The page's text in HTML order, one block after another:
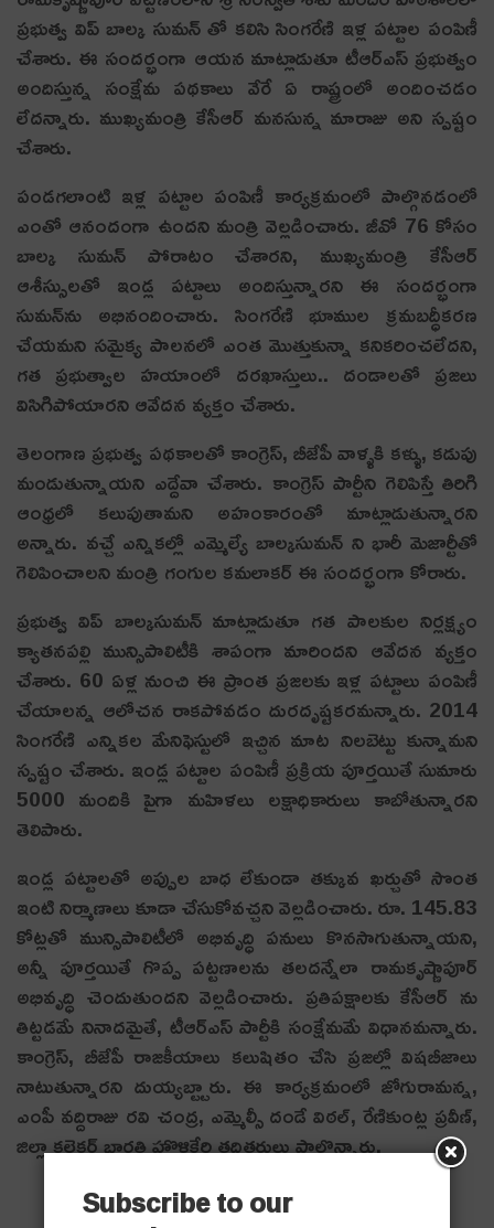
ప్రభుత్వ విప్ బాల్క సుమన్ తో క‌లిసి సింగరేణి ఇళ్ల పట్టాల పంపిణీ
చేశారు. ఈ సంద‌ర్భంగా ఆయ‌న మాట్లాడుతూ టీఆర్ఎస్ ప్రభుత్వం
అందిస్తున్న సంక్షేమ పథకాలు వేరే ఏ రాష్ట్రంలో అందించడం
లేదన్నారు. ముఖ్యమంత్రి కేసీఆర్ మనసున్న మారాజు అని స్ప‌ష్టం
చేశారు.
పండగలాంటి ఇళ్ల పట్టాల పంపిణీ కార్యక్రమంలో పాల్గొనడంలో
ఎంతో ఆనందంగా ఉందని మంత్రి వెల్ల‌డించారు. జీవో 76 కోసం
బాల్క సుమన్ పోరాటం చేశార‌ని, ముఖ్య‌మంత్రి కేసీఆర్
ఆశీస్సులతో ఇండ్ల పట్టాలు అందిస్తున్నారని ఈ సంద‌ర్భంగా
సుమ‌న్‌ను అభినందించారు. సింగరేణి భూముల క్రమబద్ధీకరణ
చేయమని సమైక్య పాలనలో ఎంత మొత్తుకున్నా కనికరించలేదని,
గత ప్రభుత్వాల హయాంలో దరఖాస్తులు.. దండాలతో ప్రజలు
విసిగిపోయారని ఆవేద‌న వ్య‌క్తం చేశారు.
తెలంగాణ ప్రభుత్వ పథకాలతో కాంగ్రెస్, బీజేపీ వాళ్ళకి కళ్ళు, కడుపు
మండుతున్నాయ‌ని ఎద్దేవా చేశారు. కాంగ్రెస్ పార్టీని గెలిపిస్తే తిరిగి
ఆంధ్రలో కలుపుతామని అహంకారంతో మాట్లాడుతున్నారని
అన్నారు. వచ్చే ఎన్నికల్లో ఎమ్మెల్యే బాల్కసుమన్ ని భారీ మెజార్టీతో
గెలిపించాలని మంత్రి గంగుల క‌మ‌లాక‌ర్ ఈ సంద‌ర్భంగా కోరారు.
ప్ర‌భుత్వ విప్ బాల్కసుమ‌న్ మాట్లాడుతూ గత పాలకుల నిర్లక్ష్యం
క్యాతనపల్లి మున్సిపాలిటీకి శాపంగా మారిందని ఆవేద‌న వ్య‌క్తం
చేశారు. 60 ఏళ్ల నుంచి ఈ ప్రాంత ప్రజలకు ఇళ్ల పట్టాలు పంపిణీ
చేయాలన్న ఆలోచన రాకపోవడం దురదృష్టకరమన్నారు. 2014
సింగరేణి ఎన్నికల మేనిఫెస్టులో ఇచ్చిన మాట నిలబెట్టు కున్నామ‌ని
స్ప‌ష్టం చేశారు. ఇండ్ల పట్టాల పంపిణీ ప్రక్రియ పూర్తయితే సుమారు
5000 మందికి పైగా మహిళలు లక్షాధికారులు కాబోతున్నారని
తెలిపారు.
ఇండ్ల పట్టాలతో అప్పుల బాధ లేకుండా తక్కువ ఖర్చుతో సొంత
ఇంటి నిర్మాణాలు కూడా చేసుకోవ‌చ్చ‌ని వెల్ల‌డించారు. రూ. 145.83
కోట్లతో మున్సిపాలిటీలో అభివృద్ధి పనులు కొనసాగుతున్నాయని,
అన్నీ పూర్త‌యితే గొప్ప పట్టణాలను తలదన్నేలా రామకృష్ణాపూర్
అభివృద్ధి చెందుతుందని వెల్ల‌డించారు. ప్రతిపక్షాలకు కేసీఆర్ ను
తిట్టడమే నినాదమైతే, టీఆర్ఎస్ పార్టీకి సంక్షేమమే విధానమ‌న్నారు.
కాంగ్రెస్, బీజేపీ రాజకీయాలు కలుషితం చేసి ప్రజల్లో విషబీజాలు
నాటుతున్నారని దుయ్య‌బ్ట్టారు. ఈ కార్యక్రమంలో జోగురామన్న,
ఎంపీ వద్దిరాజు రవి చంద్ర, ఎమ్మెల్సీ దండే విఠల్, రేణికుంట్ల ప్రవీణ్,
జిల్లా కలెక్టర్ భారతి హొళ్లికేరి త‌దిత‌రులు పాల్గొన్నారు.
Subscribe to our